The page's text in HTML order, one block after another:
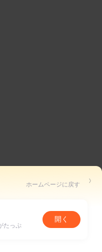
ホームページに戻す
たっぷ
開く